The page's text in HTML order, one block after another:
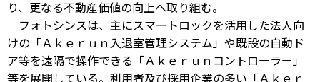
り、更なる不動産価値の向上へ取り組む。
フォトシンスは、主にスマートロックを活用した法人向
けの「Ａｋｅｒｕｎ入退室管理システム」や既設の自動ド
ア等を遠隔で操作できる「Ａｋｅｒｕｎコントローラー」
等を展開している。利用者及び採用企業の多い「Ａｋｅｒ